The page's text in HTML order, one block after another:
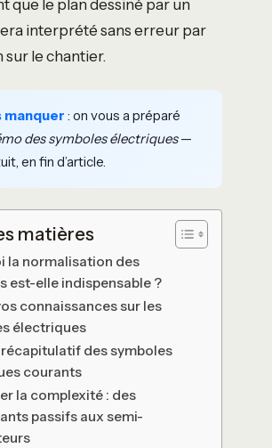
que le plan dessiné par un
interprété sans erreur par
sur le chantier.
manquer : on vous a préparé
des symboles électriques—
en fin d’article.
matières
la normalisation des
est-elle indispensable ?
connaissances sur les
électriques
récapitulatif des symboles
courants
la complexité : des
passifs aux semi-